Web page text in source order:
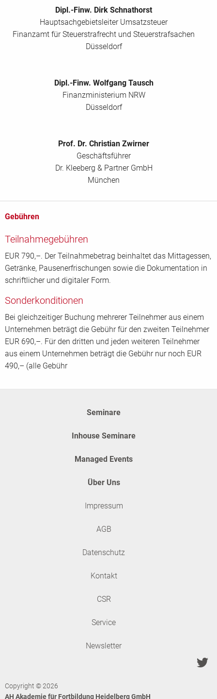
Dipl.-Finw. Dirk Schnathorst
Hauptsachgebietsleiter Umsatzsteuer
Finanzamt für Steuerstrafrecht und Steuerstrafsachen
Düsseldorf
Dipl.-Finw. Wolfgang Tausch
Finanzministerium NRW
Düsseldorf
Prof. Dr. Christian Zwirner
Geschäftsführer
Dr. Kleeberg & Partner GmbH
München
Gebühren
Teilnahmegebühren
EUR 790,–. Der Teilnahmebetrag beinhaltet das Mittagessen,
Getränke, Pausenerfrischungen sowie die Dokumentation in
schriftlicher und digitaler Form.
Sonderkonditionen
Bei gleichzeitiger Buchung mehrerer Teilnehmer aus einem
Unternehmen beträgt die Gebühr für den zweiten Teilnehmer
EUR 690,–. Für den dritten und jeden weiteren Teilnehmer
aus einem Unternehmen beträgt die Gebühr nur noch EUR
490,– (alle Gebühr
Seminare
Inhouse Seminare
Managed Events
Über Uns
Impressum
AGB
Datenschutz
Kontakt
CSR
Service
Newsletter
Copyright © 2026
AH Akademie für Fortbildung Heidelberg GmbH